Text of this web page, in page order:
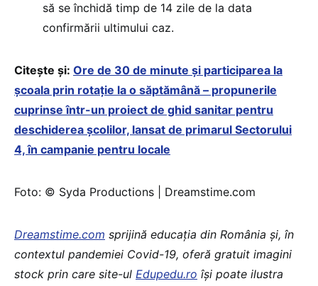
să se închidă timp de 14 zile de la data
confirmării ultimului caz.
Citește și: Ore de 30 de minute și participarea la
școala prin rotație la o săptămână – propunerile
cuprinse într-un proiect de ghid sanitar pentru
deschiderea școlilor, lansat de primarul Sectorului
4, în campanie pentru locale
Foto: © Syda Productions | Dreamstime.com
Dreamstime.com sprijină educaţia din România şi, în
contextul pandemiei Covid-19, oferă gratuit imagini
stock prin care site-ul Edupedu.ro îşi poate ilustra